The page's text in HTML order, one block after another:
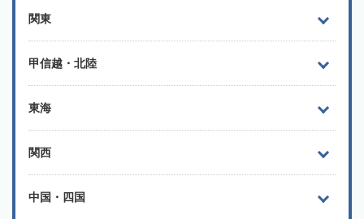
関東
甲信越・北陸
東海
関西
中国・四国